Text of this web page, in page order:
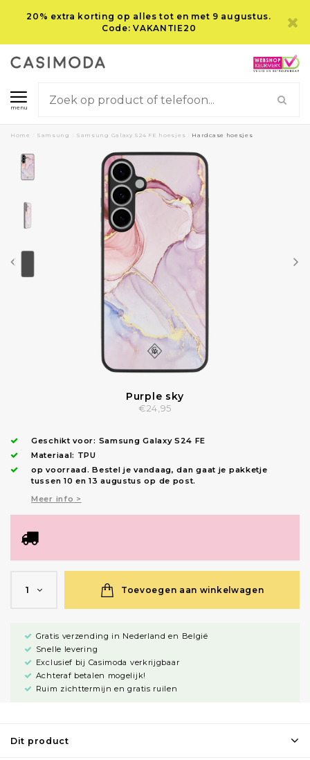
20% extra korting op alles tot en met 9 augustus.
Code: VAKANTIE20
menu
Home Samsung Samsung Galaxy S24 FE hoesjes Hardcase hoesjes
Purple sky
€24,95
Geschikt voor: Samsung Galaxy S24 FE
Materiaal: TPU
op voorraad.Bestel je vandaag, dan gaat je pakketje
tussen 10 en 13 augustus op de post.
Meer info >
1 Toevoegen aan winkelwagen
Gratis verzending in Nederland en België
Snelle levering
Exclusief bij Casimoda verkrijgbaar
Achteraf betalen mogelijk!
Ruim zichttermijn en gratis ruilen
Dit product